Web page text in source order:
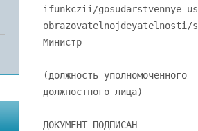
ifunkczii/gosudarstvennye-
Министр
(должность уполномоченного
должностного лица)
ДОКУМЕНТ ПОДПИСАН